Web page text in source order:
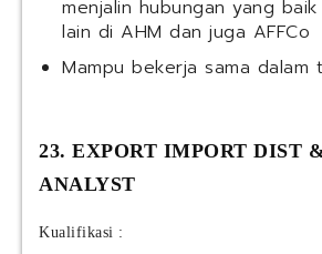
menjalin hubungan yang
lain di AHM dan juga AFFCo
Mampu bekerja sama dalam
23. EXPORT IMPORT DIST
ANALYST
Kualifikasi :